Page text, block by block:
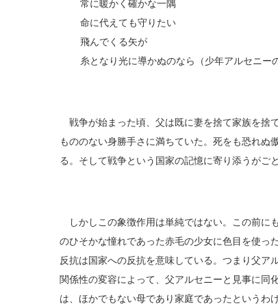
常に暖かく確かな一隅
命に代えても守りたい
飛んでくる矢が
糸となり光に導かぬのなら（少年アルセニー
戦争が始まった頃、父は既に妻を捨て家族を捨
もののない身勝手さに満ちていた。死をも恐れぬ
る。そして戦争という国家の記憶に寄り添うがご
しかしこの象徴作用は単純ではない。この前に
のひそかな憧れであった赤毛の少女に色目を使っ
反抗は国家への反抗を意味している。つまり父ア
関係性の変容によって、父アルセニーと見事に同
は、ほかでもない母であり家庭であったというわけ